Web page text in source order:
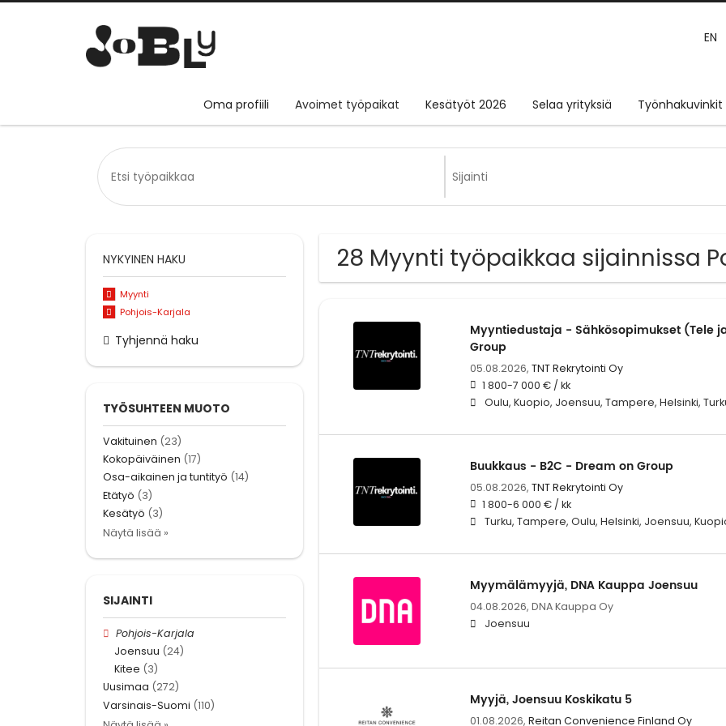
EN
Oma profiili Avoimet työpaikat Kesätyöt 2026 Selaa yrityksiä Työnhakuvinkit
28 Myynti työpaikkaa sijainnissa
Myyntiedustaja - Sähkösopimukset (Tele
Group
05.08.2026, TNT Rekrytointi Oy
1 800-7 000 € / kk
Oulu, Kuopio, Joensuu, Tampere, Helsinki,
Buukkaus - B2C - Dream on Group
05.08.2026, TNT Rekrytointi Oy
1 800-6 000 € / kk
Turku, Tampere, Oulu, Helsinki, Joensuu,
Myymälämyyjä, DNA Kauppa Joensuu
04.08.2026, DNA Kauppa Oy
Joensuu
Myyjä, Joensuu Koskikatu 5
01.08.2026, Reitan Convenience Finland Oy
NYKYINEN HAKU
Myynti
Pohjois-Karjala
Tyhjennä haku
TYÖSUHTEEN MUOTO
Vakituinen (23)
Kokopäiväinen (17)
Osa-aikainen ja tuntityö (14)
Etätyö (3)
Kesätyö (3)
Näytä lisää »
SIJAINTI
Pohjois-Karjala
Joensuu (24)
Kitee (3)
Uusimaa (272)
Varsinais-Suomi (110)